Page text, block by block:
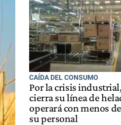
CAÍDA DEL CONSUMO
Por la crisis
cierra su línea de
operará con menos
su personal